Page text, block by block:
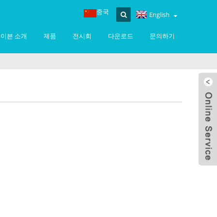
븐 소개 제품 전시회 다운로드 문의하기
English
중국